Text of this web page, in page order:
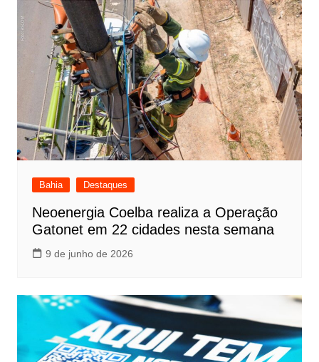
Bahia Destaques
Neoenergia Coelba realiza a Operação
Gatonet em 22 cidades nesta semana
9 de junho de 2026